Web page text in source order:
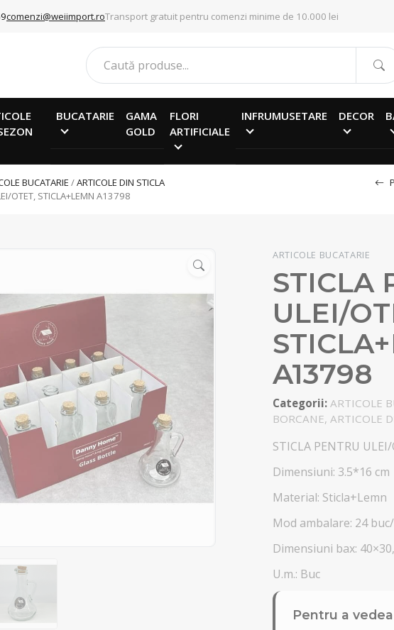
comenzi@weiimport.roTransport gratuit pentru comenzi minime de 10.000 lei
BUCATARIE
GAMA
GOLD
FLORI
ARTIFICIALE
INFRUMUSETARE DECOR
BUCATARIE /ARTICOLE DIN STICLA
OTET, STICLA+LEMN A13798
ARTICOLE BUCATARIE
STICLA
ULEI/
A13798
Categorii: ARTICOLE
BORCANE, ARTICOLE
STICLA PENTRU
Dimensiuni: 3.5*16 cm
Material: Sticla+Lemn
Mod ambalare: 24
Dimensiuni bax:
U.m.: Buc
Pentru a